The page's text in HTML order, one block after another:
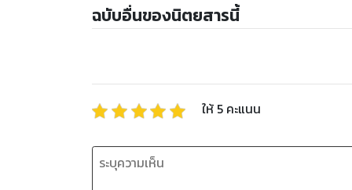
ฉบับอื่นของนิตยสารนี้
ให้ 5 คะแนน